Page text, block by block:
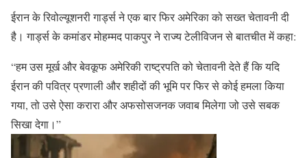
ईरान के रिवोल्यूशनरी गार्ड्स ने एक बार फिर अमेरिका को सख्त चेतावनी दी
है। गार्ड्स के कमांडर मोहम्मद पाकपुर ने राज्य टेलीविजन से बातचीत में कहा:
“हम उस मूर्ख और बेवकूफ अमेरिकी राष्ट्रपति को चेतावनी देते हैं कि यदि
ईरान की पवित्र प्रणाली और शहीदों की भूमि पर फिर से कोई हमला किया
गया, तो उसे ऐसा करारा और अफसोसजनक जवाब मिलेगा जो उसे सबक
सिखा देगा।”